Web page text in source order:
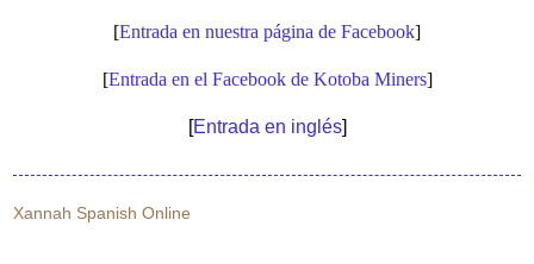
[Entrada en nuestra página de Facebook]
[Entrada en el Facebook de Kotoba Miners]
[Entrada en inglés]
Xannah Spanish Online